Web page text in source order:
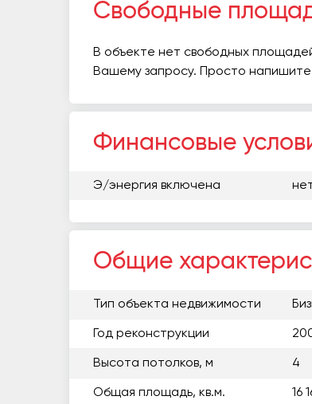
Свободные
В объекте нет свободных
Вашему запросу. Просто
Финансовые
Э/энергия включена
Общие
Тип объекта недвижимости
Год реконструкции
Высота потолков, м 4
Общая площадь, кв.м. 16